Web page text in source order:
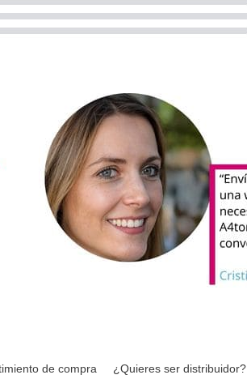
de compra ¿Quieres ser distribuidor?